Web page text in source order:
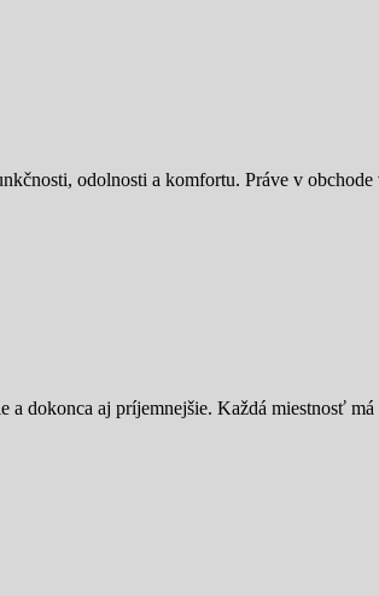
odolnosti a komfortu. Práve v
dokonca aj príjemnejšie. Každá miestnosť má